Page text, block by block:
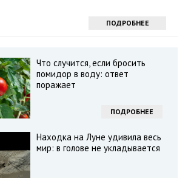
ПОДРОБНЕЕ
Что случится, если бросить
помидор в воду: ответ
поражает
ПОДРОБНЕЕ
Находка на Луне удивила весь
мир: в голове не укладывается